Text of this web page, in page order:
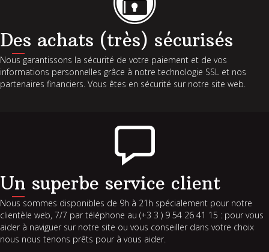
Des achats (très) sécurisés
Nous garantissons la sécurité de votre paiement et de vos
informations personnelles grâce à notre technologie SSL et nos
partenaires financiers. Vous êtes en sécurité sur notre site web.
Un superbe service client
Nous sommes disponibles de 9h à 21h spécialement pour notre
clientèle web, 7/7 par téléphone au (+3 3 ) 9 54 26 41 15 : pour vous
aider à naviguer sur notre site ou vous conseiller dans votre choix
nous nous tenons prêts pour à vous aider.